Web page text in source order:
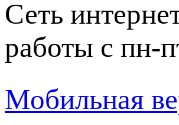
Сеть
работы с пн-
Мобильная